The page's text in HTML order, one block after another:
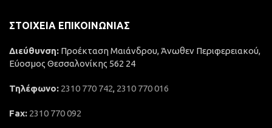
ΣΤΟΙΧΕΊΑ ΕΠΙΚΟΙΝΩΝΊΑΣ
Διεύθυνση: Προέκταση Μαιάνδρου, Άνωθεν Περιφερειακού,
Εύοσμος Θεσσαλονίκης 562 24
Τηλέφωνο: 2310 770 742, 2310 770 016
Fax: 2310 770 092